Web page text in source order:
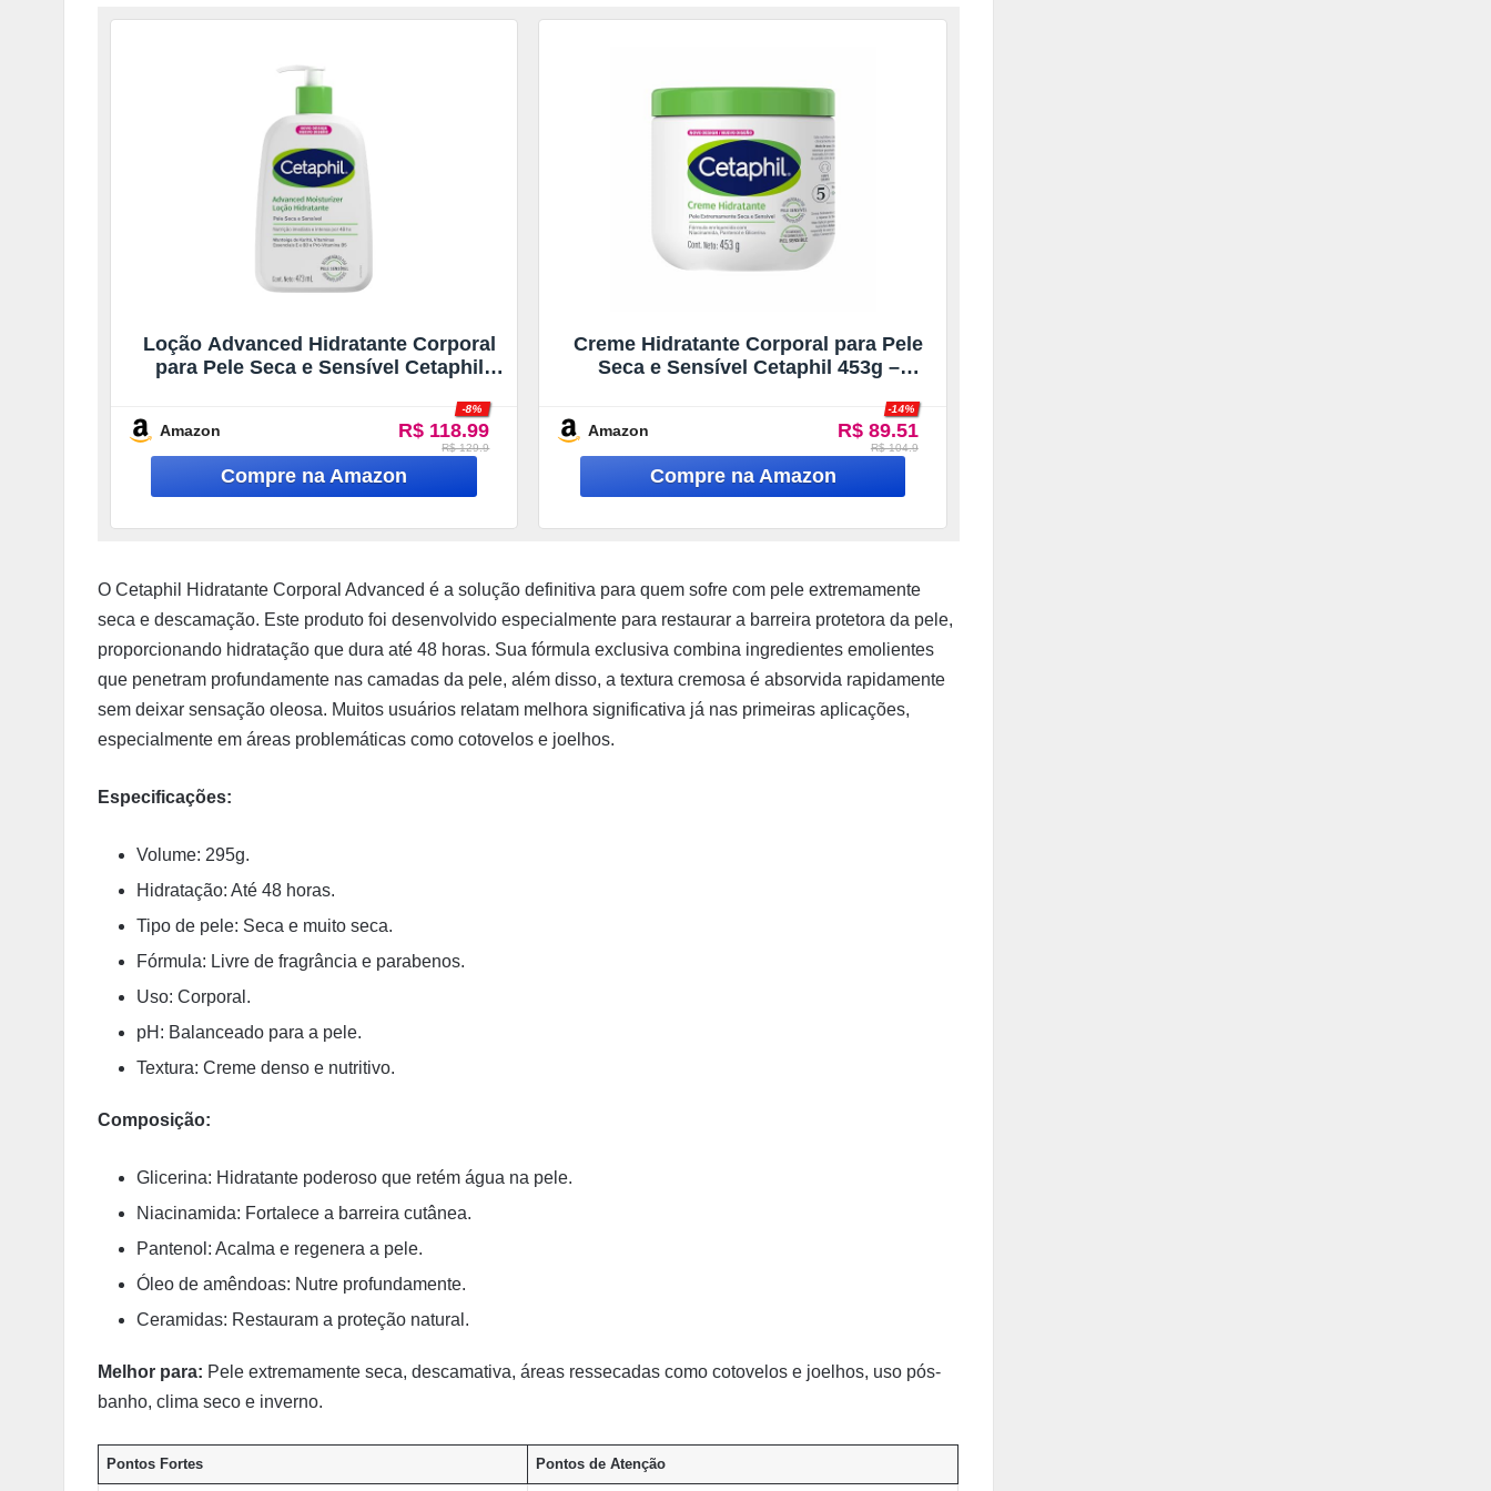
Loção Advanced Hidratante Corporal
para Pele Seca e Sensível Cetaphil
Amazon R$ 118.99
-8%
R$ 129.9
Creme Hidratante Corporal para Pele
Seca e Sensível Cetaphil 453g –
Amazon R$ 89.51
-14%
R$ 104.9
O Cetaphil Hidratante Corporal Advanced é a solução definitiva para quem sofre com pele extremamente
seca e descamação. Este produto foi desenvolvido especialmente para restaurar a barreira protetora da pele,
proporcionando hidratação que dura até 48 horas. Sua fórmula exclusiva combina ingredientes emolientes
que penetram profundamente nas camadas da pele, além disso, a textura cremosa é absorvida rapidamente
sem deixar sensação oleosa. Muitos usuários relatam melhora significativa já nas primeiras aplicações,
especialmente em áreas problemáticas como cotovelos e joelhos.
Especificações:
Volume: 295g.
Hidratação: Até 48 horas.
Tipo de pele: Seca e muito seca.
Fórmula: Livre de fragrância e parabenos.
Uso: Corporal.
pH: Balanceado para a pele.
Textura: Creme denso e nutritivo.
Composição:
Glicerina: Hidratante poderoso que retém água na pele.
Niacinamida: Fortalece a barreira cutânea.
Pantenol: Acalma e regenera a pele.
Óleo de amêndoas: Nutre profundamente.
Ceramidas: Restauram a proteção natural.
Melhor para: Pele extremamente seca, descamativa, áreas ressecadas como cotovelos e joelhos, uso pós-
banho, clima seco e inverno.
Pontos Fortes Pontos de Atenção